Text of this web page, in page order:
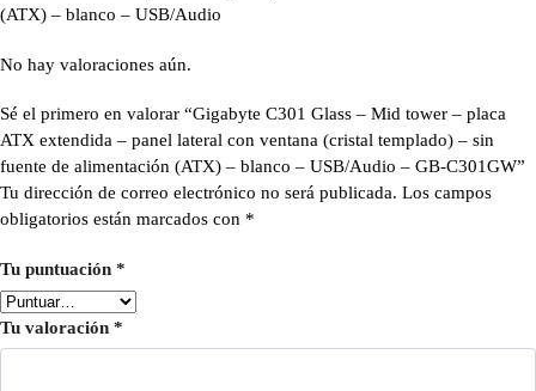
(ATX) – blanco – USB/Audio
No hay valoraciones aún.
Sé el primero en valorar “Gigabyte C301 Glass – Mid tower – placa
ATX extendida – panel lateral con ventana (cristal templado) – sin
fuente de alimentación (ATX) – blanco – USB/Audio – GB-C301GW”
Tu dirección de correo electrónico no será publicada. Los campos
obligatorios están marcados con *
Tu puntuación *
Tu valoración *